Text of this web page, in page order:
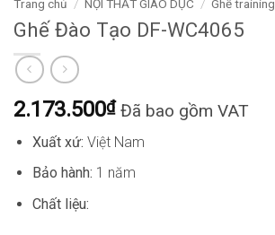
Trang chủ / NỘI THẤT GIÁO DỤC / Ghế training
Ghế Đào Tạo DF-WC4065
2.173.500₫ Đã bao gồm VAT
Xuất xứ: Việt Nam
Bảo hành: 1 năm
Chất liệu: